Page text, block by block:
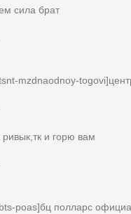
сила брат
mzdnaodnoy-
ривык,тк и горю вам
poas]бц полларс